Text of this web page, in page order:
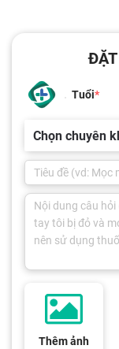
Tuổi
Chọn chuyên
Thêm ảnh